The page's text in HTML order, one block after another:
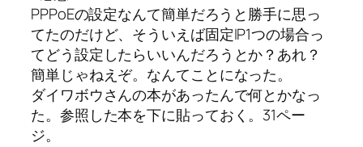
PPPoEの設定なんて簡単だろうと勝手に思っ
てたのだけど、そういえば固定IP1つの場合っ
てどう設定したらいいんだろうとか？あれ？
簡単じゃねえぞ。なんてことになった。
ダイワボウさんの本があったんで何とかなっ
た。参照した本を下に貼っておく。31ペー
ジ。